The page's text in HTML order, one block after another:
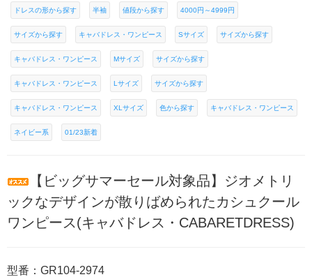
ドレスの形から探す 半袖 値段から探す 4000円～4999円
サイズから探す キャバドレス・ワンピース Sサイズ サイズから探す
キャバドレス・ワンピース Mサイズ サイズから探す
キャバドレス・ワンピース Lサイズ サイズから探す
キャバドレス・ワンピース XLサイズ 色から探す キャバドレス・ワンピース
ネイビー系 01/23新着
【ビッグサマーセール対象品】ジオメトリ
ックなデザインが散りばめられたカシュクール
ワンピース(キャバドレス・CABARETDRESS)
型番：GR104-2974